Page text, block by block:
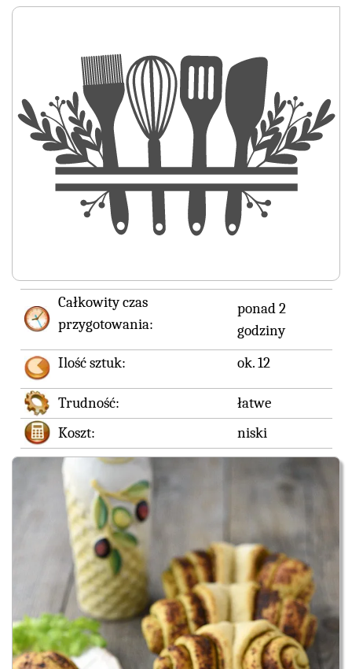
Całkowity czas
przygotowania:
ponad 2
godziny
Ilość sztuk:
ok. 12
Trudność:
łatwe
Koszt:
niski